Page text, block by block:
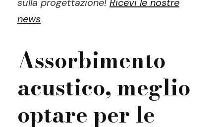
news
Assorbimento
acustico, meglio
optare per le